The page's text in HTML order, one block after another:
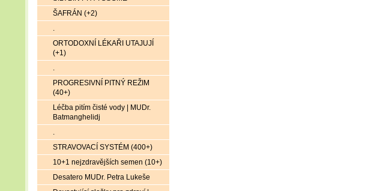
ŠAFRÁN (+2)
.
ORTODOXNÍ LÉKAŘI UTAJUJÍ
(+1)
.
PROGRESIVNÍ PITNÝ REŽIM
(40+)
Léčba pitím čisté vody | MUDr.
Batmanghelidj
.
STRAVOVACÍ SYSTÉM (400+)
10+1 nejzdravějších semen (10+)
Desatero MUDr. Petra Lukeše